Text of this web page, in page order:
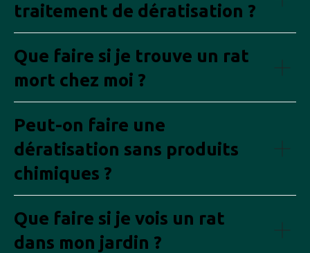
traitement de dératisation ?
Que faire si je trouve un rat
mort chez moi ?
Peut-on faire une
dératisation sans produits
chimiques ?
Que faire si je vois un rat
dans mon jardin ?